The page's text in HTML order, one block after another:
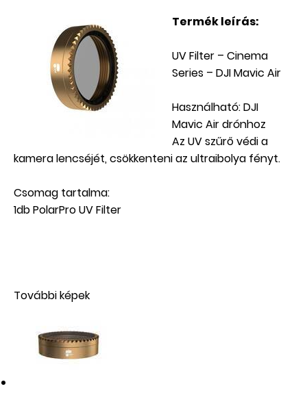
Termék leírás:
UV Filter – Cinema
Series – DJI Mavic Air
Használható: DJI
Mavic Air drónhoz
Az UV szűrő védi a
kamera lencséjét, csökkenteni az ultraibolya fényt.
Csomag tartalma:
1db PolarPro UV Filter
További képek